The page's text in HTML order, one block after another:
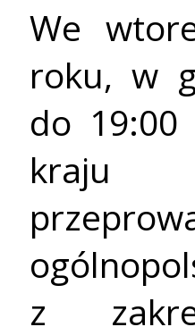
We
roku, w
do 19:00
z